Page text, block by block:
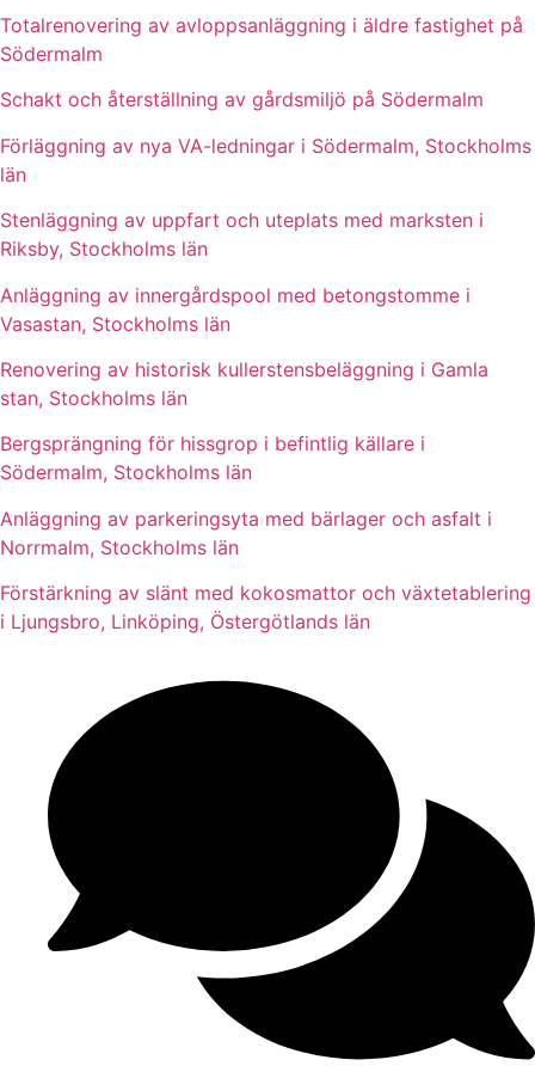
Totalrenovering av avloppsanläggning i äldre fastighet på
Södermalm
Schakt och återställning av gårdsmiljö på Södermalm
Förläggning av nya VA-ledningar i Södermalm, Stockholms
län
Stenläggning av uppfart och uteplats med marksten i
Riksby, Stockholms län
Anläggning av innergårdspool med betongstomme i
Vasastan, Stockholms län
Renovering av historisk kullerstensbeläggning i Gamla
stan, Stockholms län
Bergsprängning för hissgrop i befintlig källare i
Södermalm, Stockholms län
Anläggning av parkeringsyta med bärlager och asfalt i
Norrmalm, Stockholms län
Förstärkning av slänt med kokosmattor och växtetablering
i Ljungsbro, Linköping, Östergötlands län